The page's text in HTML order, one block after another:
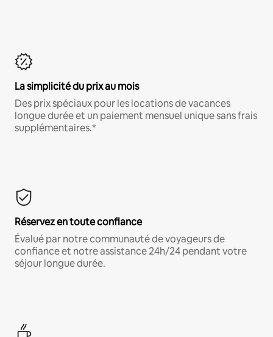
La simplicité du prix au mois
Des prix spéciaux pour les locations de vacances
longue durée et un paiement mensuel unique sans frais
supplémentaires.*
Réservez en toute confiance
Évalué par notre communauté de voyageurs de
confiance et notre assistance 24h/24 pendant votre
séjour longue durée.